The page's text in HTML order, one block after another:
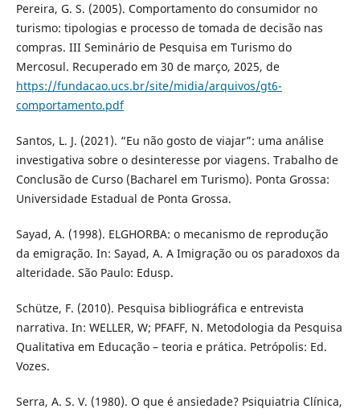
Pereira, G. S. (2005). Comportamento do consumidor no
turismo: tipologias e processo de tomada de decisão nas
compras. III Seminário de Pesquisa em Turismo do
Mercosul. Recuperado em 30 de março, 2025, de
https://fundacao.ucs.br/site/midia/arquivos/gt6-
comportamento.pdf
Santos, L. J. (2021). “Eu não gosto de viajar”: uma análise
investigativa sobre o desinteresse por viagens. Trabalho de
Conclusão de Curso (Bacharel em Turismo). Ponta Grossa:
Universidade Estadual de Ponta Grossa.
Sayad, A. (1998). ELGHORBA: o mecanismo de reprodução
da emigração. In: Sayad, A. A Imigração ou os paradoxos da
alteridade. São Paulo: Edusp.
Schütze, F. (2010). Pesquisa bibliográfica e entrevista
narrativa. In: WELLER, W; PFAFF, N. Metodologia da Pesquisa
Qualitativa em Educação – teoria e prática. Petrópolis: Ed.
Vozes.
Serra, A. S. V. (1980). O que é ansiedade? Psiquiatria Clínica,